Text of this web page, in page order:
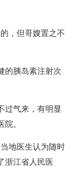
，但哥嫂置之不
胰岛素注射次
气来，有明显
。
地医生认为随时
浙江省人民医